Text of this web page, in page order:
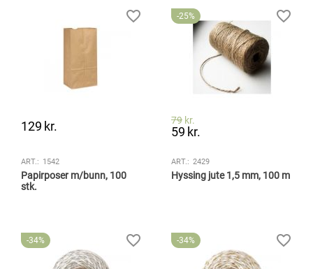
129 kr.
ART.: 1542
Papirposer m/bunn, 100
stk.
25%
79 kr.
59 kr.
ART.: 2429
Hyssing jute 1,5 mm, 100 m
34% 34%